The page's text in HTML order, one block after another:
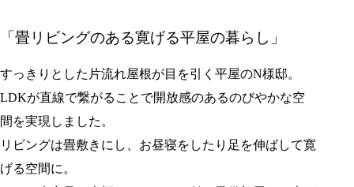
「畳リビングのある寛げる平屋の暮らし」
すっきりとした片流れ屋根が目を引く平屋のN様邸。
LDKが直線で繋がることで開放感のあるのびやかな空
間を実現しました。
リビングは畳敷きにし、お昼寝をしたり足を伸ばして寛
げる空間に。